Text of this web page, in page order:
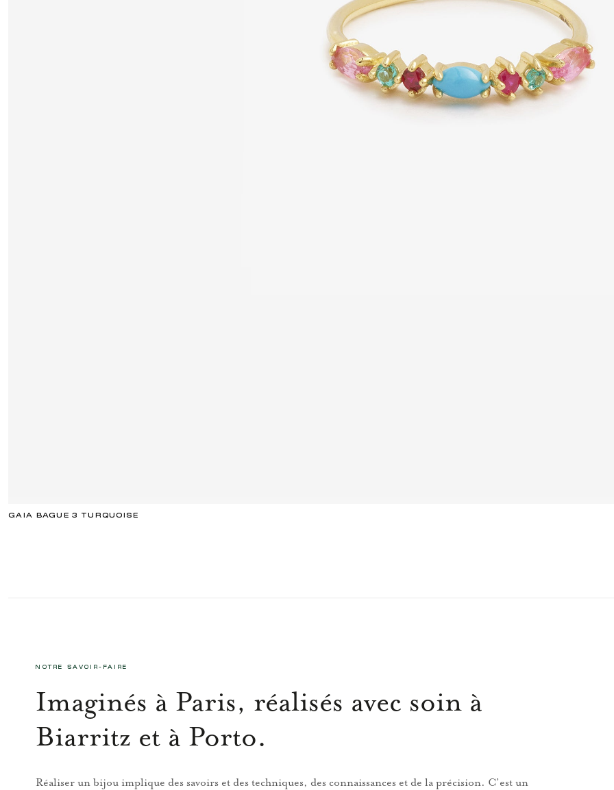
GAIA BAGUE 3 TURQUOISE
NOTRE SAVOIR-FAIRE
Imaginés à Paris, réalisés avec soin à
Biarritz et à Porto.
Réaliser un bijou implique des savoirs et des techniques, des connaissances et de la précision. C’est un